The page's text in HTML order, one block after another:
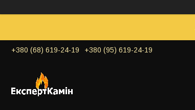
+380 (68) 619-24-19 +380 (95) 619-24-19